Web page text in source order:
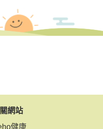
網站
健康